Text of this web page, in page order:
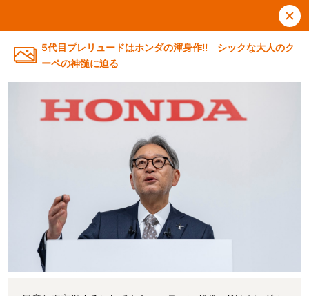
5代目プレリュードはホンダの渾身作!! シックな大人のク
ーペの神髄に迫る